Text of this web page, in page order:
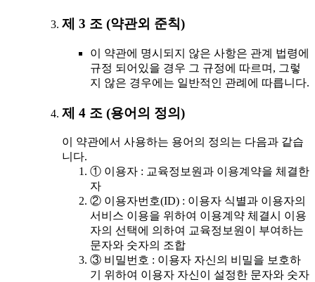
제 3 조 (약관외 준칙)
이 약관에 명시되지 않은 사항은 관계 법령에
규정 되어있을 경우 그 규정에 따르며, 그렇
지 않은 경우에는 일반적인 관례에 따릅니다.
제 4 조 (용어의 정의)
이 약관에서 사용하는 용어의 정의는 다음과 같습
니다.
① 이용자 : 교육정보원과 이용계약을 체결한
자
② 이용자번호(ID) : 이용자 식별과 이용자의
서비스 이용을 위하여 이용계약 체결시 이용
자의 선택에 의하여 교육정보원이 부여하는
문자와 숫자의 조합
③ 비밀번호 : 이용자 자신의 비밀을 보호하
기 위하여 이용자 자신이 설정한 문자와 숫자